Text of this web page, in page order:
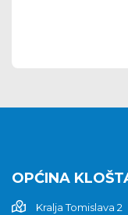
OPĆINA
Kralja Tomislava 2